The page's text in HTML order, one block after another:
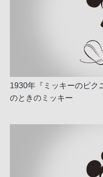
1930年『ミッキーのピク
のときのミッキー